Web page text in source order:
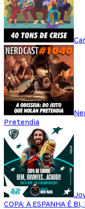
Pretendia
COPA: A ESPANHA É